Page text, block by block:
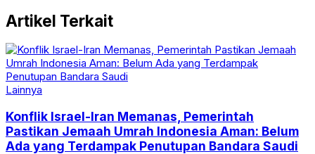
Artikel Terkait
Lainnya
Konflik Israel-Iran Memanas, Pemerintah
Pastikan Jemaah Umrah Indonesia Aman: Belum
Ada yang Terdampak Penutupan Bandara Saudi